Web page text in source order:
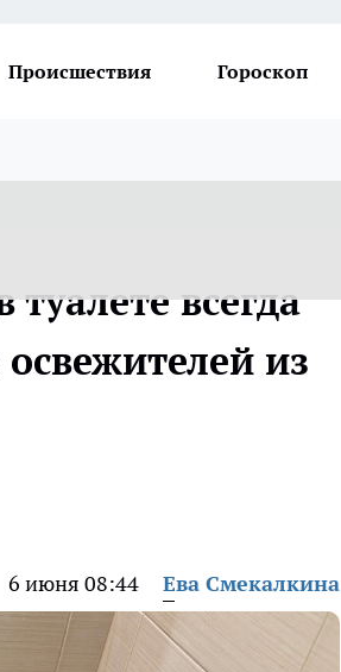
Происшествия Гороскоп
всегда
из
6 июня 08:44 Ева Смекалкина